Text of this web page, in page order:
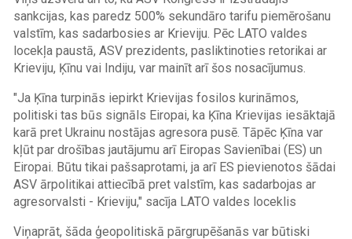
sankcijas, kas paredz 500% sekundāro tarifu piemērošanu
valstīm, kas sadarbosies ar Krieviju. Pēc LATO valdes
locekļa paustā, ASV prezidents, pasliktinoties retorikai ar
Krieviju, Ķīnu vai Indiju, var mainīt arī šos nosacījumus.
"Ja Ķīna turpinās iepirkt Krievijas fosilos kurināmos,
politiski tas būs signāls Eiropai, ka Ķīna Krievijas iesāktajā
karā pret Ukrainu nostājas agresora pusē. Tāpēc Ķīna var
kļūt par drošības jautājumu arī Eiropas Savienībai (ES) un
Eiropai. Būtu tikai pašsaprotami, ja arī ES pievienotos šādai
ASV ārpolitikai attiecībā pret valstīm, kas sadarbojas ar
agresorvalsti - Krieviju," sacīja LATO valdes loceklis
Viņaprāt, šāda ģeopolitiskā pārgrupēšanās var būtiski